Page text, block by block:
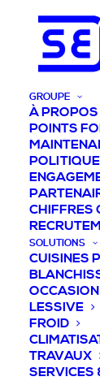
GROUPE
À PROPOS
POINTS
CHIFFRES
SOLUTIONS
CUISINES
LESSIVE
FROID
TRAVAUX
SERVICES